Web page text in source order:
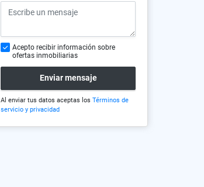
Acepto recibir información sobre
ofertas inmobiliarias
Enviar mensaje
Al enviar tus datos aceptas los Términos de
servicio y privacidad